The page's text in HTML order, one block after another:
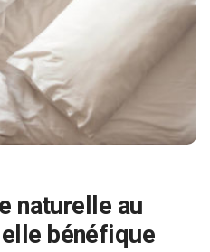
naturelle au
bénéfique